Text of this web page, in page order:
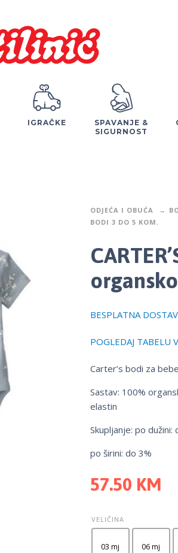
IGRAČKE
SPAVANJE &
SIGURNOST
ODJEĆA I OBUĆA
BODI 3 DO 5 KOM.
BESPLATNA
POGLEDAJ TABELU
Carter’s bodi za
Sastav: 100%
elastin
Skupljanje: po dužini:
po širini: do 3%
57.50 KM
VELIČINA
03 mj 06 mj